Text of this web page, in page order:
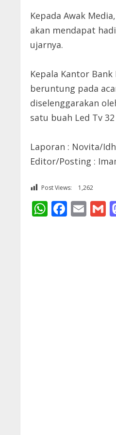
Kepada Awak
akan mendapat
ujarnya.
Kepala Kantor
beruntung pada
diselenggarakan
satu buah Led Tv
Laporan : Novita/
Editor/Posting :
Post Views: 1,262